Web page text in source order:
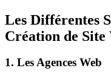
Les Différentes
Création de
1. Les Agences Web